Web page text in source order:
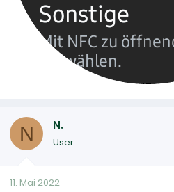
N N.
User
11. Mai 2022